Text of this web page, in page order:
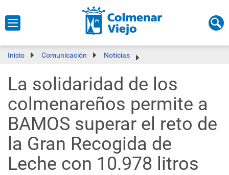
Inicio Comunicación Noticias
La solidaridad de los
colmenareños permite a
BAMOS superar el reto de
la Gran Recogida de
Leche con 10.978 litros